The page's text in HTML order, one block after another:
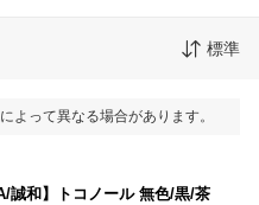
標準
よって異なる場合があります。
誠和】トコノール 無色/黒/茶